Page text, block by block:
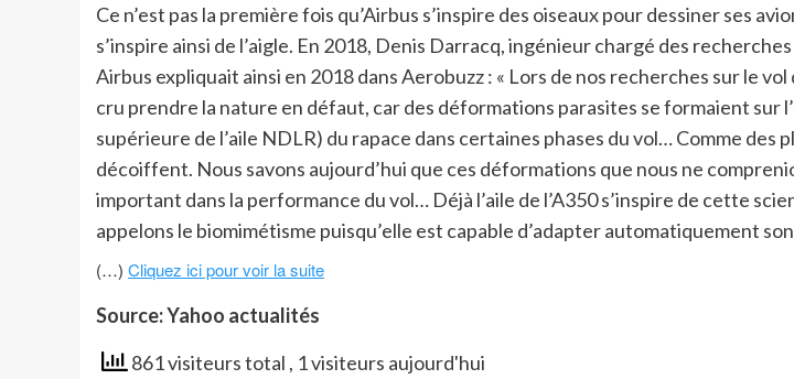
Ce n’est pas la première fois qu’Airbus s’inspire des oiseaux pour dessiner ses
s’inspire ainsi de l’aigle. En 2018, Denis Darracq, ingénieur chargé des
Airbus expliquait ainsi en 2018 dans Aerobuzz : « Lors de nos recherches sur le vol
cru prendre la nature en défaut, car des déformations parasites se formaient sur
supérieure de l’aile NDLR) du rapace dans certaines phases du vol… Comme des
décoiffent. Nous savons aujourd’hui que ces déformations que nous ne
important dans la performance du vol… Déjà l’aile de l’A350 s’inspire de cette
appelons le biomimétisme puisqu’elle est capable d’adapter automatiquement
(…) Cliquez ici pour voir la suite
Source: Yahoo actualités
861 visiteurs total , 1 visiteurs aujourd'hui